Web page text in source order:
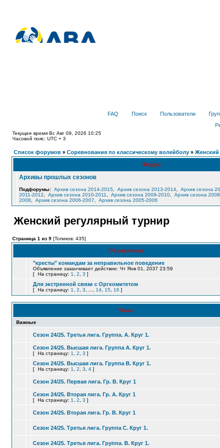
FAQ Поиск Пользователи
Текущее время Вс Авг 09, 2026 10:25
Часовой пояс: UTC + 3
Список форумов » Соревнования по классическому волейболу » Женский
Форум
Архивы прошлых сезонов
Подфорумы: Архив сезона 2014-2015 Архив сезона 2013-2014
Архив сезона
2011-2012
Архив сезона 2010-2011 Архив сезона 2009-2010
Архив сезона
2008
Архив сезона 2006-2007 Архив сезона 2005-2006
Женский регулярный турнир
Страница 1 из 9 [Топиков: 435]
Объявления
"кресты" командам за неправильное поведение
Объявление заканчивает действие: Чт Янв 01, 2037 23:59
[
На страницу: 1 2 3 ]
Для экстренной связи с Оргкомитетом
[ На страницу: 1 2 3 14 15 16 ]
Темы
Важные
Сезон 24/25. Третья лига. Группа. А. Круг 1.
Сезон 24/25. Высшая лига. Группа А. Круг 1.
[ На страницу: 1 2 3 ]
Сезон 24/25. Высшая лига. Группа В. Круг 1.
[ На страницу: 1 2 3 4 ]
Сезон 24/25. Первая лига. Гр. В. Круг 1
Сезон 24/25. Вторая лига. Гр. А. Круг 1
[ На страницу: 1 2 3 ]
Сезон 24/25. Вторая лига. Гр. В. Круг 1
Сезон 24/25. Третья лига. Группа С. Круг 1.
Сезон 24/25. Третья лига. Группа. В. Круг 1.